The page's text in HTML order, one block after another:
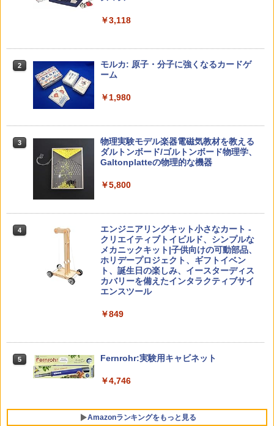
￥-
3
カウンセリングとは何か 変化するという
こと (講談社現代新書 2787)
4 子どもが変わる魔法の言葉
￥2,200
ゼロからわかる！ みるみる図形に強く
￥1,430
何回も書ける! れんしゅうボード ひらが
な・カタカナ・すうじ・ABC 3歳以上 知
【くもん出版公式特別セット】くもん出
版(KUMON PUBLISHING) くもんの日本
知育玩具 おもちゃ 5歳以上 KUMON PN-
￥4,046
くもん出版(KUMON PUBLISHING) ロジ
カル国旗パズル 知育玩具 おもちゃ 4歳以
上 KUMON LK-10
チ) ディズニー スティッチ エディション
ンツが1年間使い放題
2
中学英語をもう一度ひとつひとつわかり
￥2,750
￥4,290
戦！編
￥1,320
ット図鑑 (サンクチュアリ出版)
￥3,118
2
モルカ: 原子・分子に強くなるカードゲ
ーム
￥1,980
3
物理実験モデル楽器電磁気教材を教える
ダルトンボード/ゴルトンボード物理学、
Galtonplatteの物理的な機器
￥5,800
4
エンジニアリングキット小さなカート -
クリエイティブトイビルド、シンプルな
メカニックキット|子供向けの可動部品、
ホリデープロジェクト、ギフトイベン
ト、誕生日の楽しみ、イースターディス
カバリーを備えたインタラクティブサイ
エンスツール
￥849
5 Fernrohr:実験用キャビネット
￥4,746
Amazonランキングをもっと見る